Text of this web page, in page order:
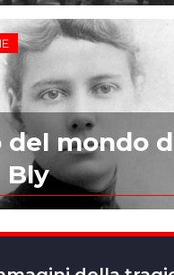
del mondo
Bly